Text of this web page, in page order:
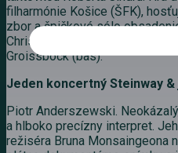
filharmónie Košice (ŠFK),
zbor a špičkové sólo
Christa Mayer (mezzosoprán),
Groissböck (bas).
Jeden koncertný Steinway
Piotr Anderszewski.
a hlboko precízny interpret.
režiséra Bruna Monsaingeona